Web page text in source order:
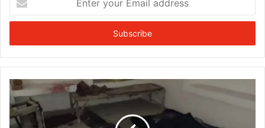
your
Email